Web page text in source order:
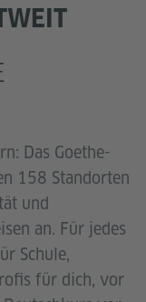
Das Goethe-
158 Standorten
und
an. Für jedes
Schule,
für dich, vor